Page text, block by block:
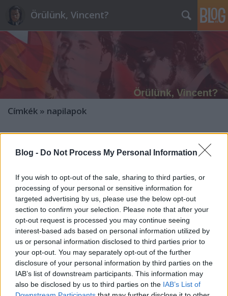
Blog - Do Not Process My Personal Information
If you wish to opt-out of the sale, sharing to third parties, or
processing of your personal or sensitive information for
targeted advertising by us, please use the below opt-out
section to confirm your selection. Please note that after your
opt-out request is processed you may continue seeing
interest-based ads based on personal information utilized by
us or personal information disclosed to third parties prior to
your opt-out. You may separately opt-out of the further
disclosure of your personal information by third parties on the
IAB’s list of downstream participants. This information may
also be disclosed by us to third parties on the IAB’s List of
Örülünk, Vincent?
Címkék » napilapok
szempontpuska•2010. július 21.
Add a pénzt és kuss! — úgy tűnik, nagyjából így
képzelték az IMF-szerződés újratárgyalását, amikor
Szijjártó Péter még tavaly bejelentette, hogy majd
ők...Varga Mihály ezt anno még meg is fejelte azzal,
hogy "Az IMF túl optimistán látja Magyarország…
A Népszabadság titokzatos forrása.
jotunder •2010. január 05.